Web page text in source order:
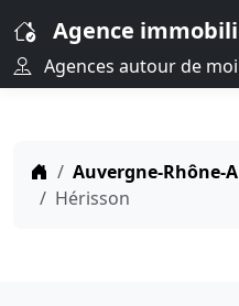
Agence
Agences autour de moi
Auvergne-Rhône-
Hérisson